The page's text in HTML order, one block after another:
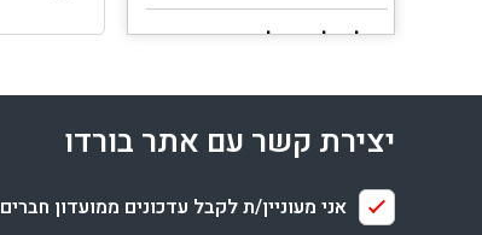
וילות לפי קהל יעד
וילות לציבור הדתי
וילות נגישות לנכים
וילות גיי פרנדלי
יצירת קשר עם אתר בורדו
אני מעוניין/ת לקבל עדכונים ממועדון חברים